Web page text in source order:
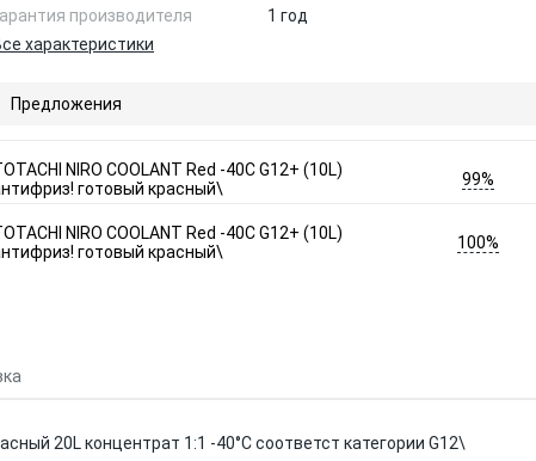
производителя
1 год
характеристики
Предложения
NIRO COOLANT Red -40C G12+ (10L)
готовый красный\
99%
NIRO COOLANT Red -40C G12+ (10L)
готовый красный\
100%
20L концентрат 1:1 -40°C соответст категории G12\